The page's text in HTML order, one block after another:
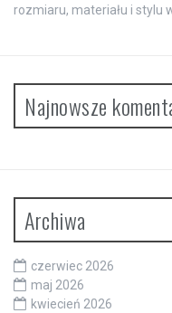
rozmiaru, materiału i stylu
Najnowsze
Archiwa
czerwiec 2026
maj 2026
kwiecień 2026